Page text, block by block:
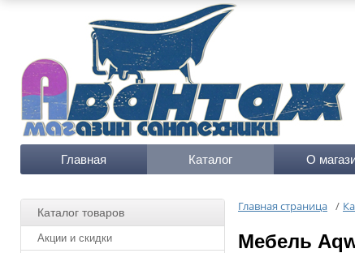
Главная Каталог О
Каталог товаров
Акции и скидки
Главная страница /
Мебель